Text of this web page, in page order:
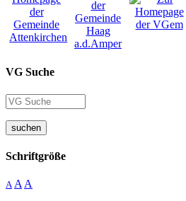
VG Suche
suchen
Schriftgröße
A A A